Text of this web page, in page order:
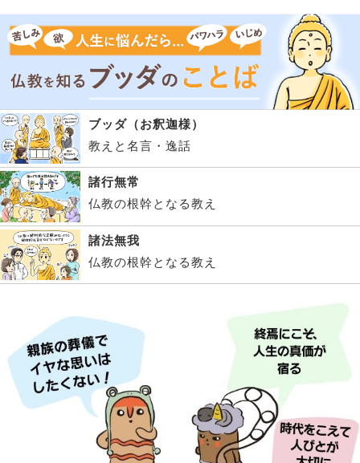
ブッダ（お釈迦様）
教えと名言・逸話
諸行無常
仏教の根幹となる教え
諸法無我
仏教の根幹となる教え